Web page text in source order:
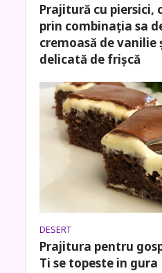
Prajitură cu piersici,
prin combinația sa
cremoasă de
delicată de frișcă
DESERT
Prajitura pentru
Ti se topeste in gura